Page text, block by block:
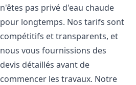
n'êtes pas privé d'eau chaude
pour longtemps. Nos tarifs sont
compétitifs et transparents, et
nous vous fournissions des
devis détaillés avant de
commencer les travaux. Notre